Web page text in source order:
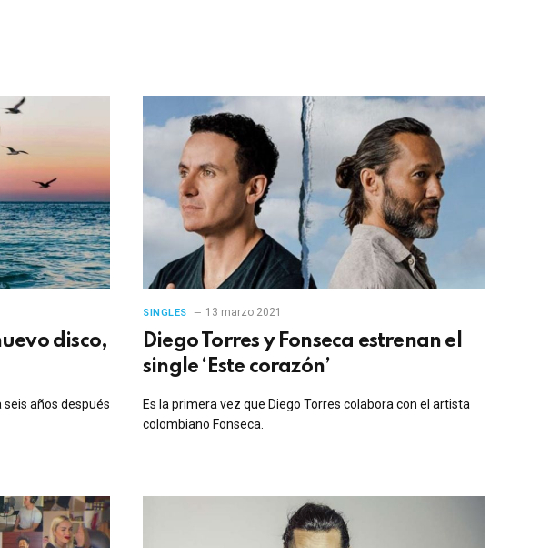
disco,
seis años después
SINGLES 13 marzo 2021
Diego Torres y Fonseca estrenan el
single ‘Este corazón’
Es la primera vez que Diego Torres colabora con el artista
colombiano Fonseca.